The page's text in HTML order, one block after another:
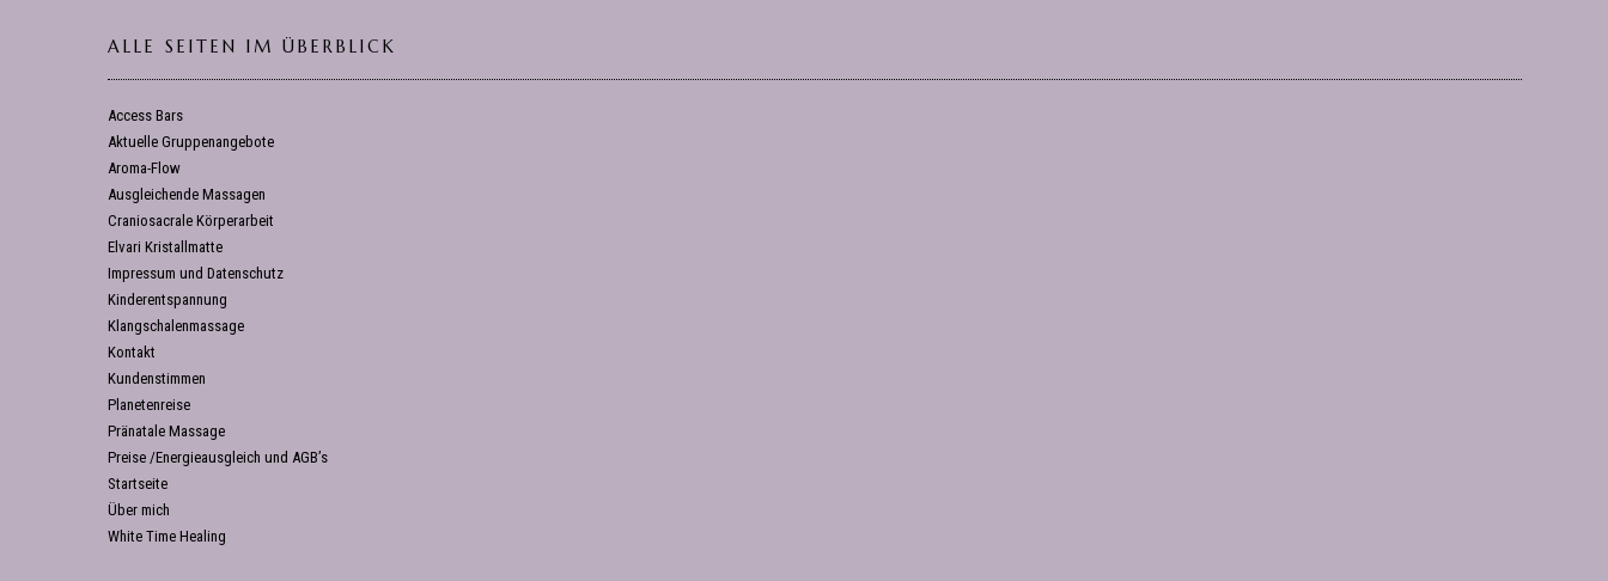
ALLE SEITEN IM ÜBERBLICK
Access Bars
Aktuelle Gruppenangebote
Aroma-Flow
Ausgleichende Massagen
Craniosacrale Körperarbeit
Elvari Kristallmatte
Impressum und Datenschutz
Kinderentspannung
Klangschalenmassage
Kontakt
Kundenstimmen
Planetenreise
Pränatale Massage
Preise /Energieausgleich und AGB’s
Startseite
Über mich
White Time Healing